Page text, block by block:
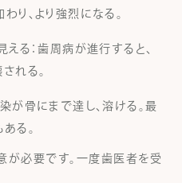
り、より強烈になる。
える：歯周病が進行すると、
れる。
が骨にまで達し、溶ける。最
る。
が必要です。一度歯医者を受